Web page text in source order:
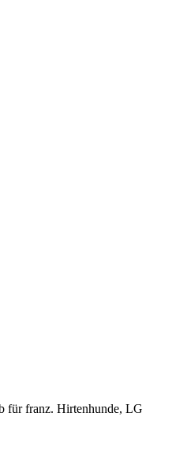
für franz. Hirtenhunde, LG